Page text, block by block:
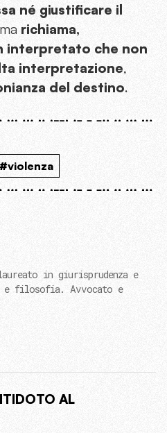
né giustificare il
richiama,
interpretato che non
interpretazione,
del destino.
#violenza
in giurisprudenza e
e filosofia. Avvocato e
AL